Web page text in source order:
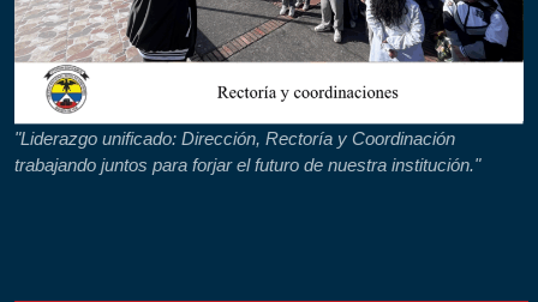
"Liderazgo unificado: Dirección, Rectoría y Coordinación
trabajando juntos para forjar el futuro de nuestra institución."